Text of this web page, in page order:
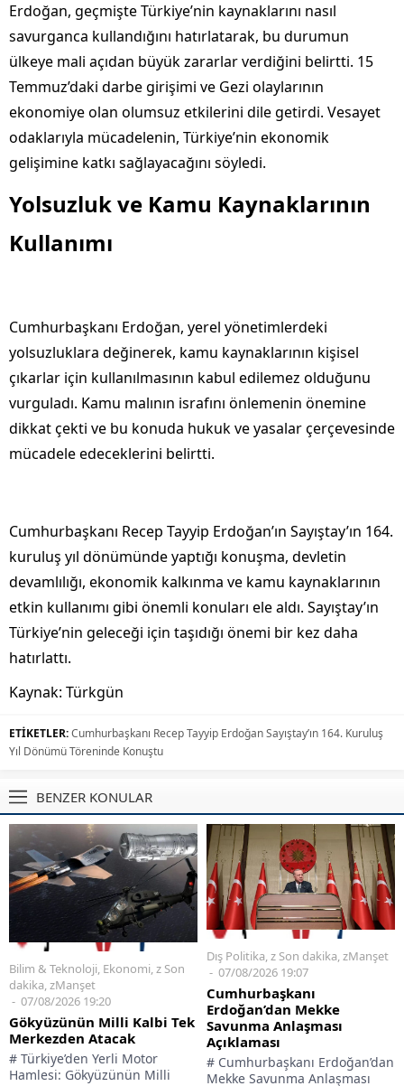
Erdoğan, geçmişte Türkiye’nin kaynaklarını nasıl
savurganca kullandığını hatırlatarak, bu durumun
ülkeye mali açıdan büyük zararlar verdiğini belirtti. 15
Temmuz’daki darbe girişimi ve Gezi olaylarının
ekonomiye olan olumsuz etkilerini dile getirdi. Vesayet
odaklarıyla mücadelenin, Türkiye’nin ekonomik
gelişimine katkı sağlayacağını söyledi.
Yolsuzluk ve Kamu Kaynaklarının
Kullanımı
Cumhurbaşkanı Erdoğan, yerel yönetimlerdeki
yolsuzluklara değinerek, kamu kaynaklarının kişisel
çıkarlar için kullanılmasının kabul edilemez olduğunu
vurguladı. Kamu malının israfını önlemenin önemine
dikkat çekti ve bu konuda hukuk ve yasalar çerçevesinde
mücadele edeceklerini belirtti.
Cumhurbaşkanı Recep Tayyip Erdoğan’ın Sayıştay’ın 164.
kuruluş yıl dönümünde yaptığı konuşma, devletin
devamlılığı, ekonomik kalkınma ve kamu kaynaklarının
etkin kullanımı gibi önemli konuları ele aldı. Sayıştay’ın
Türkiye’nin geleceği için taşıdığı önemi bir kez daha
hatırlattı.
Kaynak: Türkgün
ETİKETLER:Cumhurbaşkanı Recep Tayyip Erdoğan Sayıştay’ın 164. Kuruluş
Yıl Dönümü Töreninde Konuştu
BENZER KONULAR
Bilim & Teknoloji, Ekonomi,z Son
dakika,zManşet
07/08/2026 19:20
Gökyüzünün Milli Kalbi Tek
Merkezden Atacak
# Türkiye’den Yerli Motor
Hamlesi: Gökyüzünün Milli
Dış Politika,z Son dakika,zManşet
07/08/2026 19:07
Cumhurbaşkanı
Erdoğan’dan Mekke
Savunma Anlaşması
Açıklaması
# Cumhurbaşkanı Erdoğan’dan
Mekke Savunma Anlaşması